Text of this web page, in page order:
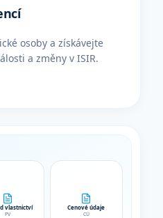
osoby a získávejte
a změny v ISIR.
vlastnictví
PV
Cenové údaje
CÚ